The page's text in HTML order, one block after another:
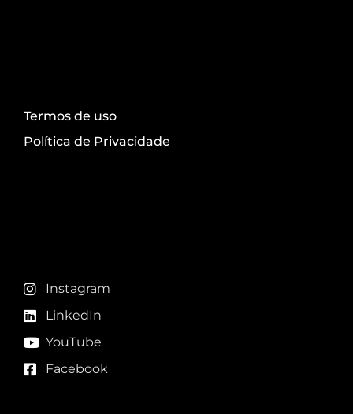
Termos de uso
Política de Privacidade
Instagram
LinkedIn
YouTube
Facebook